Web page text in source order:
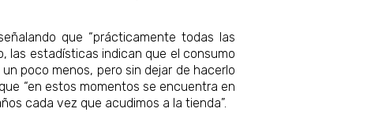
que “prácticamente todas las
las estadísticas indican que el consumo
poco menos, pero sin dejar de hacerlo
“en estos momentos se encuentra en
cada vez que acudimos a la tienda”.